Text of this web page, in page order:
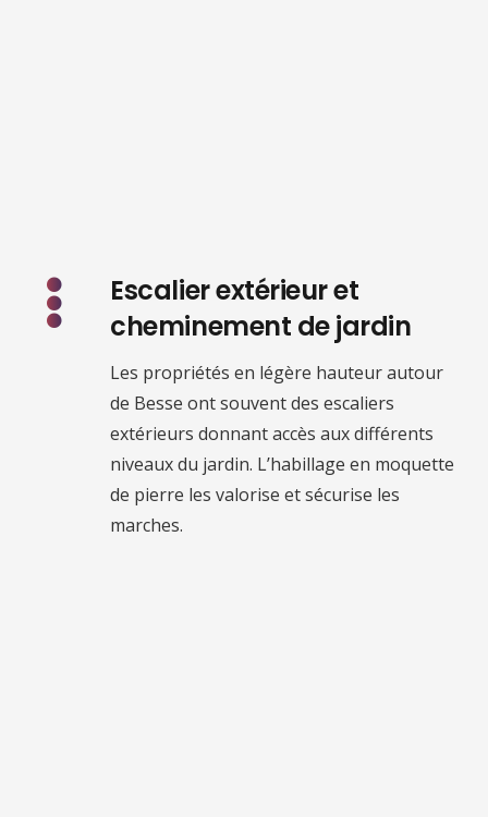
Escalier extérieur et
cheminement de jardin
Les propriétés en légère hauteur autour
de Besse ont souvent des escaliers
extérieurs donnant accès aux différents
niveaux du jardin. L’habillage en moquette
de pierre les valorise et sécurise les
marches.